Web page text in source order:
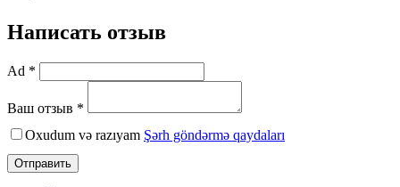
Написать отзыв
Ad *
Ваш отзыв *
Oxudum və razıyam Şərh göndərmə qaydaları
Отправить